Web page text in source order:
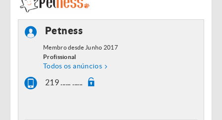
Petness
Membro desde Junho 2017
Profissional
Todos os anúncios
219 ...... ......